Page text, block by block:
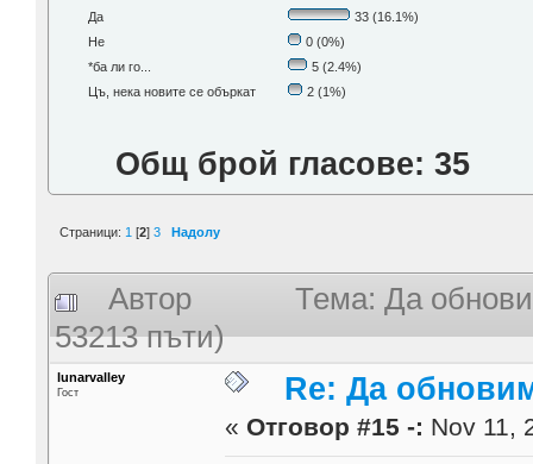
Да
33 (16.1%)
Не
0 (0%)
*ба ли го...
5 (2.4%)
Цъ, нека новите се объркат
2 (1%)
Общ брой гласове: 35
Страници: 1 [2] 3 Надолу
Автор
Тема: Да
53213 пъти)
lunarvalley
Гост Re: Да
« Отговор #15 -: Nov 11,